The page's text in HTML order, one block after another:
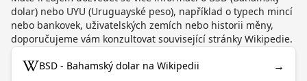
dolar) nebo UYU (Uruguayské peso), například o typech mincí
nebo bankovek, uživatelských zemích nebo historii měny,
doporučujeme vám konzultovat související stránky Wikipedie.
BSD - Bahamský dolar na Wikipedii →